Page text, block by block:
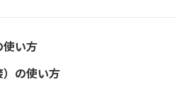
使い方
の使い方